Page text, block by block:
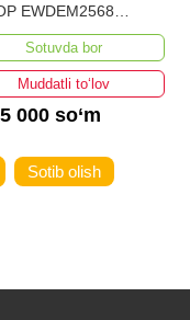
EWDEM2568
TIG Lift
Sotuvda bor
Muddatli to‘lov
000 so‘m
Sotib olish